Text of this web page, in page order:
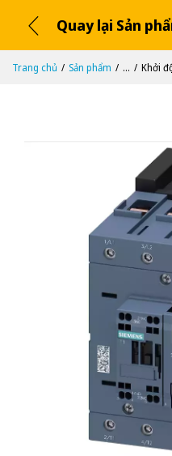
Quay lại Sản
Trang chủ Sản phẩm ... Khởi